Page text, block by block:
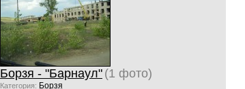
Борзя - "Барнаул" (1 фото)
Категория: Борзя